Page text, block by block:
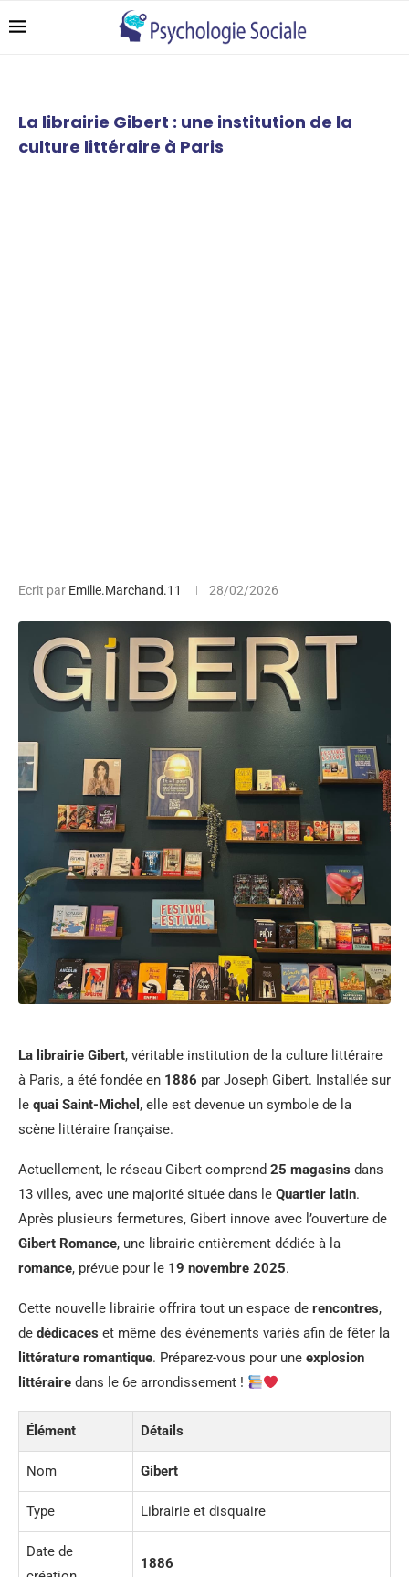
La librairie Gibert : une institution de la
culture littéraire à Paris
Ecrit par Emilie.Marchand.11 28/02/2026
La librairie Gibert, véritable institution de la culture littéraire
à Paris, a été fondée en 1886 par Joseph Gibert. Installée sur
le quai Saint-Michel , elle est devenue un symbole de la
scène littéraire française.
Actuellement, le réseau Gibert comprend 25 magasins dans
13 villes, avec une majorité située dans le Quartier latin.
Après plusieurs fermetures, Gibert innove avec l’ouverture de
Gibert Romance, une librairie entièrement dédiée à la
romance, prévue pour le 19 novembre 2025.
Cette nouvelle librairie offrira tout un espace de rencontres,
de dédicaces et même des événements variés afin de fêter la
littérature romantique. Préparez-vous pour une explosion
littéraire dans le 6e arrondissement !
Élément Détails
Nom Gibert
Type Librairie et disquaire
Date de
1886